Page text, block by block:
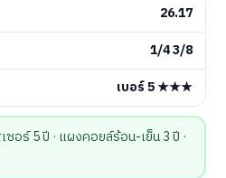
26.17
1/4 3/8
เบอร์ 5 ★★★
อร์ 5 ปี · แผงคอยล์ร้อน-เย็น 3 ปี ·